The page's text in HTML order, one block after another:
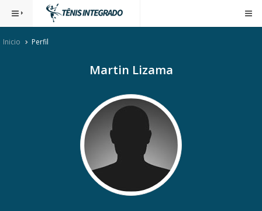
Inicio Perfil
Martin Lizama